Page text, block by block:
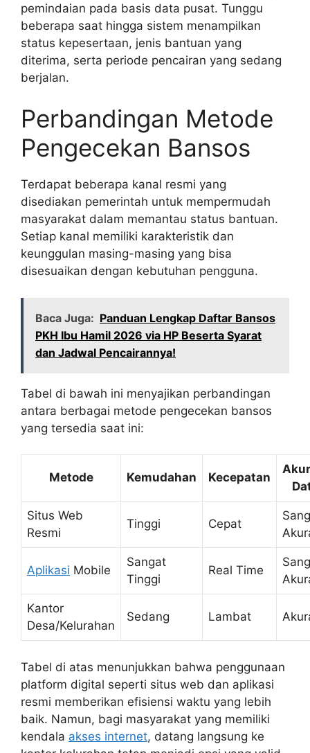
pemindaian pada basis data pusat. Tunggu
beberapa saat hingga sistem menampilkan
status kepesertaan, jenis bantuan yang
diterima, serta periode pencairan yang sedang
berjalan.
Perbandingan Metode
Pengecekan Bansos
Terdapat beberapa kanal resmi yang
disediakan pemerintah untuk mempermudah
masyarakat dalam memantau status bantuan.
Setiap kanal memiliki karakteristik dan
keunggulan masing-masing yang bisa
disesuaikan dengan kebutuhan pengguna.
Baca Juga: Panduan Lengkap Daftar Bansos
PKH Ibu Hamil 2026 via HP Beserta Syarat
dan Jadwal Pencairannya!
Tabel di bawah ini menyajikan perbandingan
antara berbagai metode pengecekan bansos
yang tersedia saat ini:
Metode Kemudahan Kecepatan
Situs Web
Resmi
Tinggi Cepat
Aplikasi Mobile
Sangat
Tinggi
Real Time
Kantor
Desa/Kelurahan
Sedang Lambat
Tabel di atas menunjukkan bahwa penggunaan
platform digital seperti situs web dan aplikasi
resmi memberikan efisiensi waktu yang lebih
baik. Namun, bagi masyarakat yang memiliki
kendala akses internet, datang langsung ke